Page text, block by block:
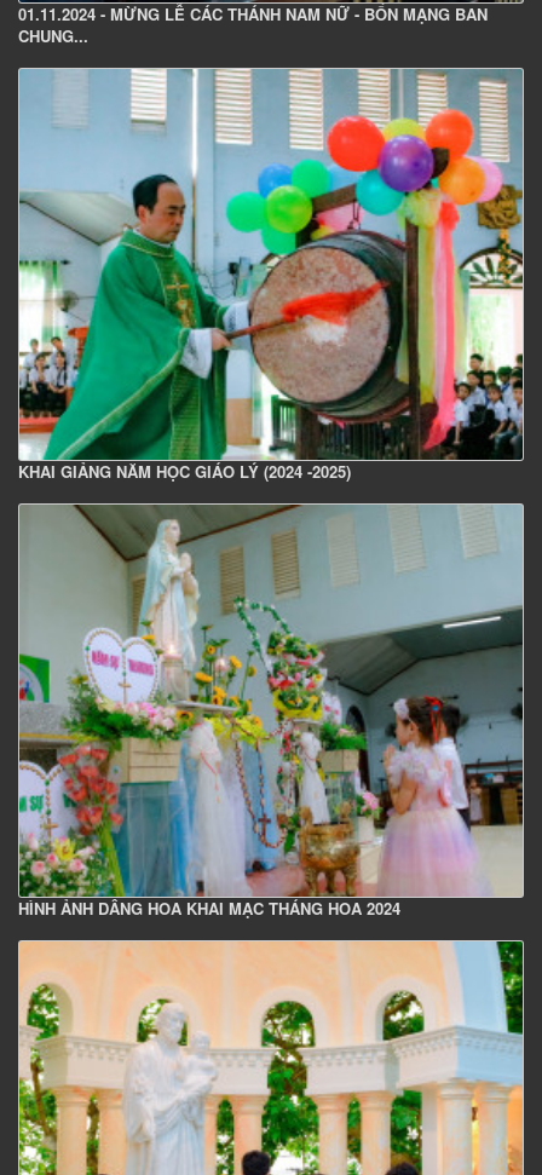
01.11.2024 - MỪNG LỄ CÁC THÁNH NAM NỮ - BỔN MẠNG BAN
CHUNG...
KHAI GIẢNG NĂM HỌC GIÁO LÝ (2024 -2025)
HÌNH ẢNH DÂNG HOA KHAI MẠC THÁNG HOA 2024